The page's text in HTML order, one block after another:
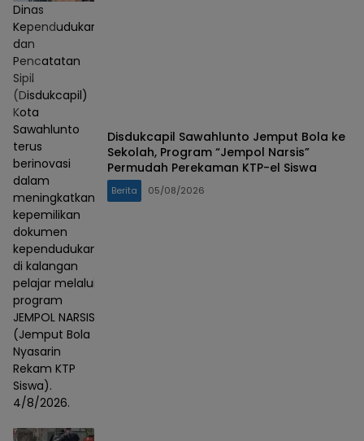
Dinas
Kependudukan
dan
Pencatatan
Sipil
(Disdukcapil)
Kota
Sawahlunto
terus
berinovasi
dalam
meningkatkan
kepemilikan
dokumen
kependudukan
di kalangan
pelajar melalui
program
JEMPOL NARSIS
(Jemput Bola
Nyasarin
Rekam KTP
Siswa).
4/8/2026.
Disdukcapil Sawahlunto Jemput Bola ke
Sekolah, Program “Jempol Narsis”
Permudah Perekaman KTP-el Siswa
Berita 05/08/2026